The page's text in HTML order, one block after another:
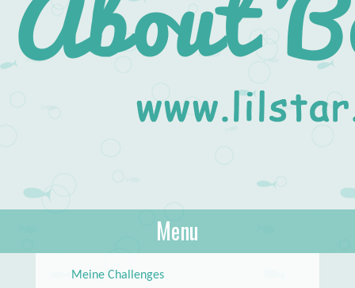
About Books
lilstar.de
Menu
Meine Challenges